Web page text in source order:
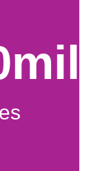
mil